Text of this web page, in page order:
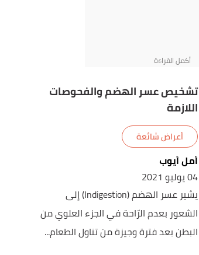
تشخيص عسر الهضم والفحوصات
اللازمة
أعراض شائعة
أمل أيوب
04 يوليو 2021
يشير عسر الهضم (Indigestion) إلى
الشعور بعدم الرّاحة في الجزء العلوي من
البطن بعد فترة وجيزة من تناول الطعام...